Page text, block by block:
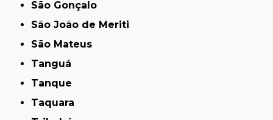
São Gonçalo
São João de Meriti
São Mateus
Tanguá
Tanque
Taquara